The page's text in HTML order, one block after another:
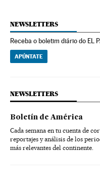
NEWSLETTERS
Receba o boletim diário do EL
APÚNTATE
NEWSLETTERS
Boletín de América
Cada semana en tu cuenta de
reportajes y análisis de los
más relevantes del continente.